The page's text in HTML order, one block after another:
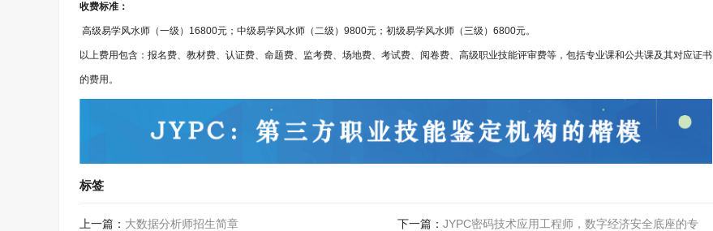
收费标准：
高级易学风水师（一级）16800元；中级易学风水师（二级）9800元；初级易学风水师（三级）6800元。
以上费用包含：报名费、教材费、认证费、命题费、监考费、场地费、考试费、阅卷费、高级职业技能评审费等，包括专业课和公共课及其对应证书
的费用。
标签
上一篇： 大数据分析师招生简章 下一篇： JYPC密码技术应用工程师，数字经济安全底座的专